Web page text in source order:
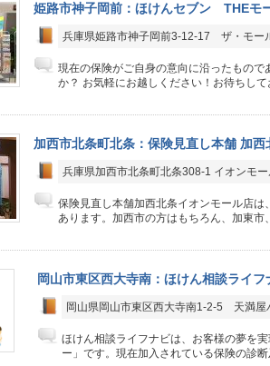
姫路市神子岡前：ほけんセブン THEモ
兵庫県姫路市神子岡前3-12-17 ザ・モー
現在の保険がご自身の意向に沿ったもので
か？ お気軽にお越しください！お待ちし
加西市北条町北条：保険見直し本舗 加
兵庫県加西市北条町北条308-1 イオンモ
保険見直し本舗加西北条イオンモール店は
あります。加西市の方はもちろん、加東市
岡山市東区西大寺南：ほけん相談ライ
岡山県岡山市東区西大寺南1-2-5 天満
ほけん相談ライフナビは、お客様の夢を
ー」です。現在加入されている保険の診